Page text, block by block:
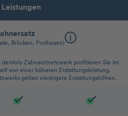
Leistungen
Brücken, Prothesen)
dentolo Zahnarztnetzwerk profitieren Sie im
von einer höheren Erstattungsleistung.
gelten niedrigere Erstattungshöhen.